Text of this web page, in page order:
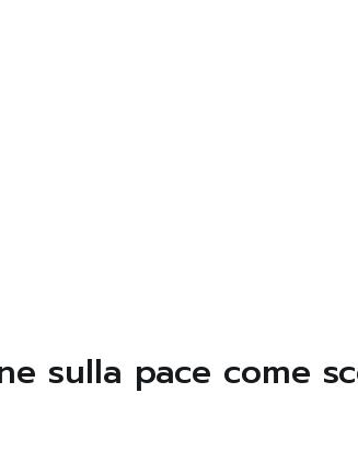
sulla pace come